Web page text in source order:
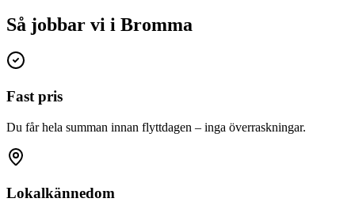
Så jobbar vi i Bromma
Fast pris
Du får hela summan innan flyttdagen – inga överraskningar.
Lokalkännedom